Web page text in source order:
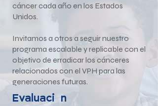
cáncer cada año en los Estados
Unidos.
Invitamos a otros a seguir nuestro
programa escalable y replicable con el
objetivo de erradicar los cánceres
relacionados con el VPH para las
generaciones futuras.
Evaluación